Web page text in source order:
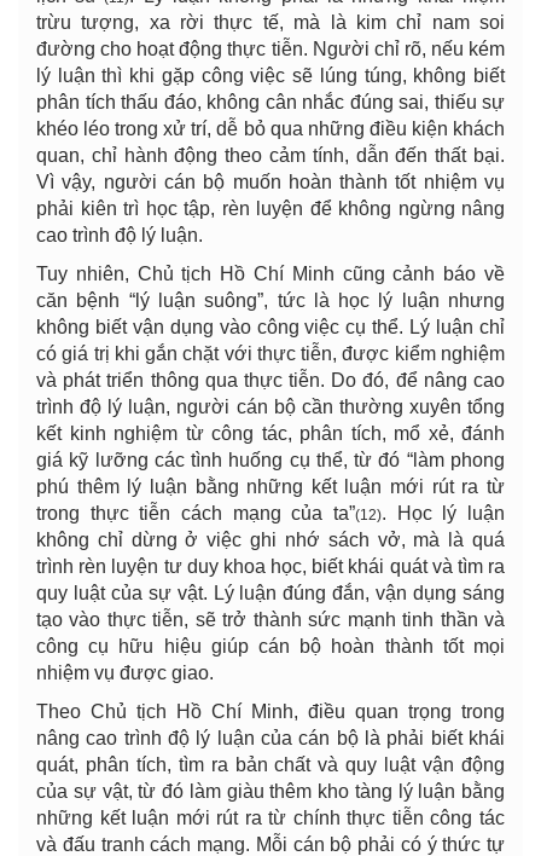
trừu tượng, xa rời thực tế, mà là kim chỉ nam soi
đường cho hoạt động thực tiễn. Người chỉ rõ, nếu kém
lý luận thì khi gặp công việc sẽ lúng túng, không biết
phân tích thấu đáo, không cân nhắc đúng sai, thiếu sự
khéo léo trong xử trí, dễ bỏ qua những điều kiện khách
quan, chỉ hành động theo cảm tính, dẫn đến thất bại.
Vì vậy, người cán bộ muốn hoàn thành tốt nhiệm vụ
phải kiên trì học tập, rèn luyện để không ngừng nâng
cao trình độ lý luận.
Tuy nhiên, Chủ tịch Hồ Chí Minh cũng cảnh báo về
căn bệnh “lý luận suông”, tức là học lý luận nhưng
không biết vận dụng vào công việc cụ thể. Lý luận chỉ
có giá trị khi gắn chặt với thực tiễn, được kiểm nghiệm
và phát triển thông qua thực tiễn. Do đó, để nâng cao
trình độ lý luận, người cán bộ cần thường xuyên tổng
kết kinh nghiệm từ công tác, phân tích, mổ xẻ, đánh
giá kỹ lưỡng các tình huống cụ thể, từ đó “làm phong
phú thêm lý luận bằng những kết luận mới rút ra từ
trong thực tiễn cách mạng của ta”(12). Học lý luận
không chỉ dừng ở việc ghi nhớ sách vở, mà là quá
trình rèn luyện tư duy khoa học, biết khái quát và tìm ra
quy luật của sự vật. Lý luận đúng đắn, vận dụng sáng
tạo vào thực tiễn, sẽ trở thành sức mạnh tinh thần và
công cụ hữu hiệu giúp cán bộ hoàn thành tốt mọi
nhiệm vụ được giao.
Theo Chủ tịch Hồ Chí Minh, điều quan trọng trong
nâng cao trình độ lý luận của cán bộ là phải biết khái
quát, phân tích, tìm ra bản chất và quy luật vận động
của sự vật, từ đó làm giàu thêm kho tàng lý luận bằng
những kết luận mới rút ra từ chính thực tiễn công tác
và đấu tranh cách mạng. Mỗi cán bộ phải có ý thức tự